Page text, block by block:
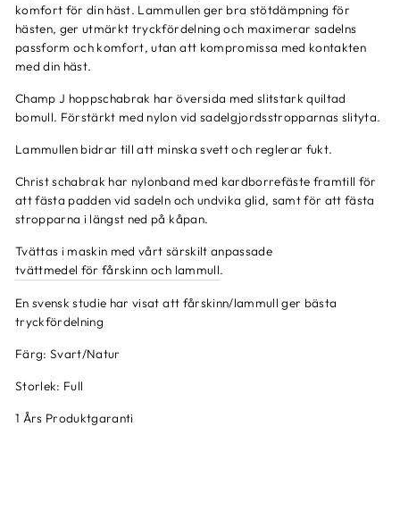
komfort för din häst. Lammullen ger bra stötdämpning för
hästen, ger utmärkt tryckfördelning och maximerar sadelns
passform och komfort, utan att kompromissa med kontakten
med din häst.
Champ J hoppschabrak har översida med slitstark quiltad
bomull. Förstärkt med nylon vid sadelgjordsstropparnas slityta.
Lammullen bidrar till att minska svett och reglerar fukt.
Christ schabrak har nylonband med kardborrefäste framtill för
att fästa padden vid sadeln och undvika glid, samt för att fästa
stropparna i längst ned på kåpan.
Tvättas i maskin med vårt särskilt anpassade
tvättmedel för fårskinn och lammull.
En svensk studie har visat att fårskinn/lammull ger bästa
tryckfördelning
Färg: Svart/Natur
Storlek: Full
1 Års Produktgaranti